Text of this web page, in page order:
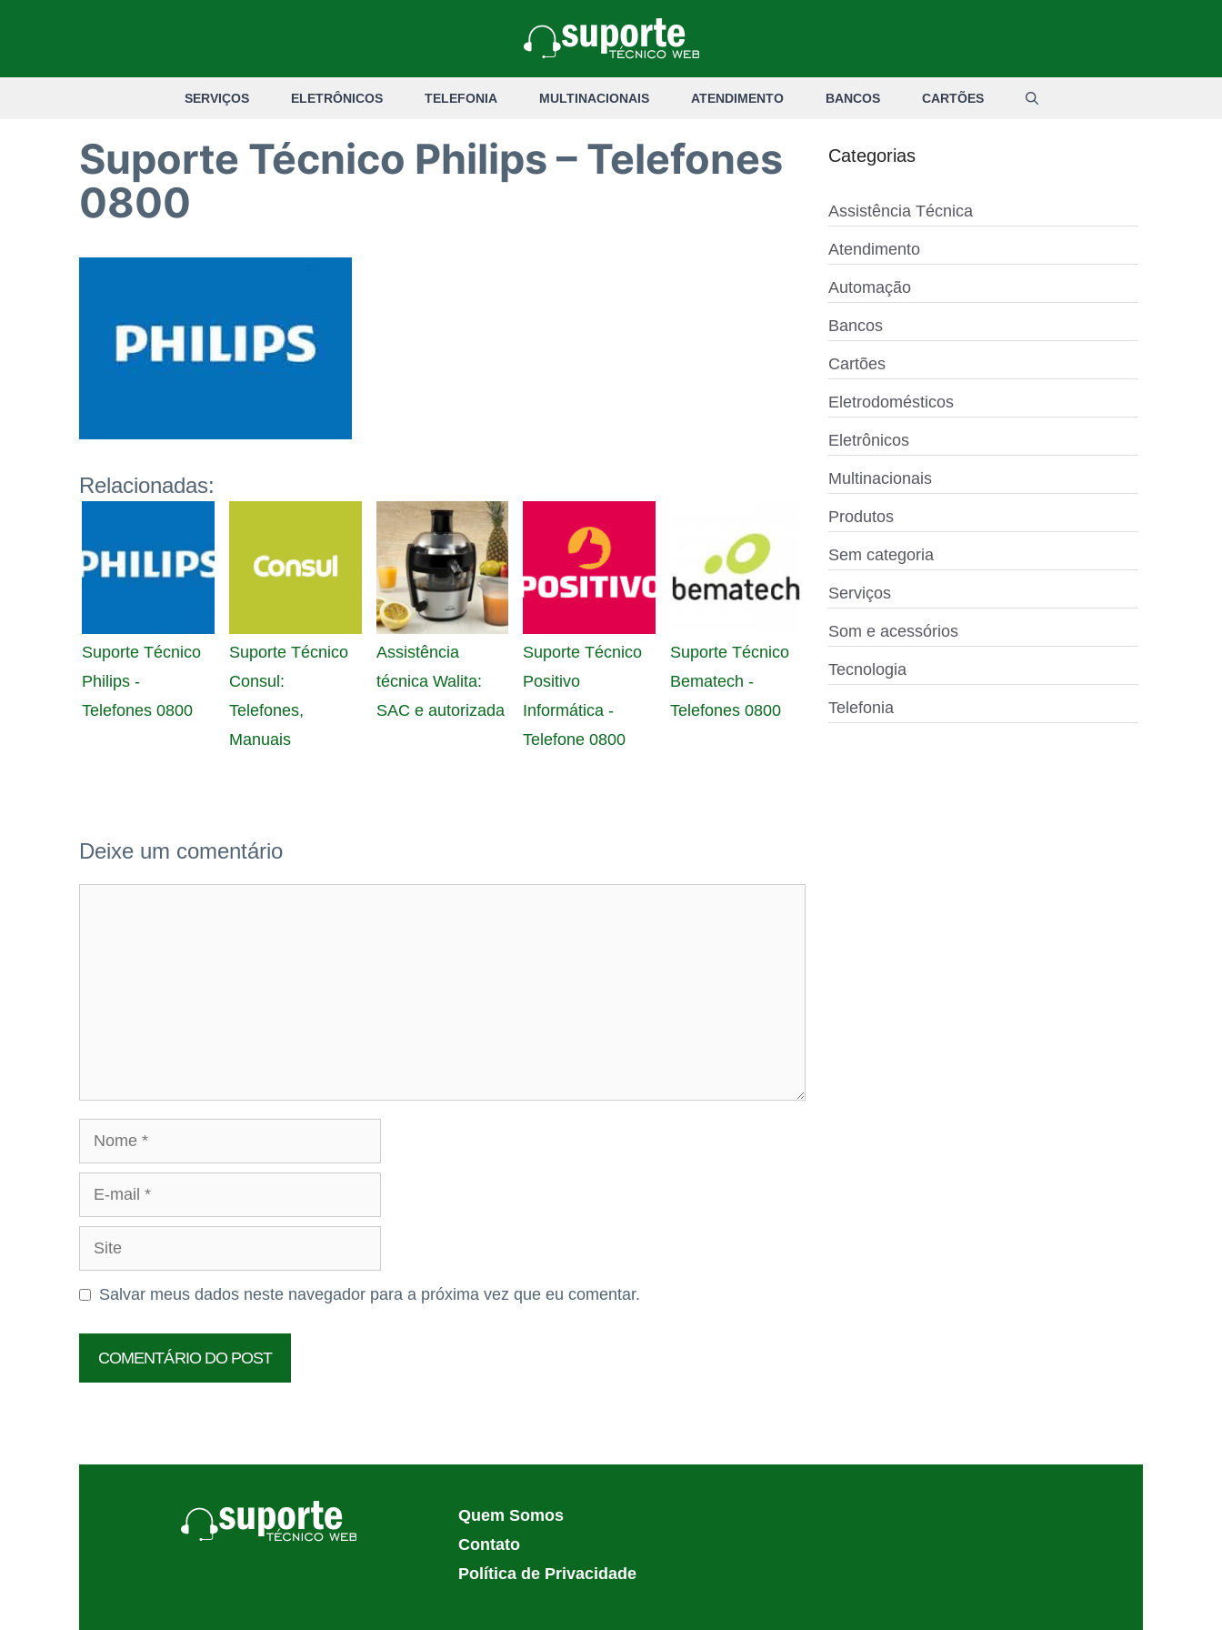
SERVIÇOS ELETRÔNICOS TELEFONIA MULTINACIONAIS ATENDIMENTO BANCOS CARTÕES
Suporte Técnico Philips – Telefones
0800
Relacionadas:
Suporte Técnico
Philips -
Telefones 0800
Suporte Técnico
Consul:
Telefones,
Manuais
Assistência
técnica Walita:
SAC e autorizada
Suporte Técnico
Positivo
Informática -
Telefone 0800
Suporte Técnico
Bematech -
Telefones 0800
Deixe um comentário
Nome
mail
Site
Salvar meus dados neste navegador para a próxima vez que eu comentar.
Categorias
Assistência Técnica
Atendimento
Automação
Bancos
Cartões
Eletrodomésticos
Eletrônicos
Multinacionais
Produtos
Sem categoria
Serviços
Som e acessórios
Tecnologia
Telefonia
Quem Somos
Contato
Política de Privacidade